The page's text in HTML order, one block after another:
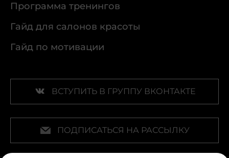
Программа тренингов
Гайд для салонов красоты
Гайд по мотивации
ВСТУПИТЬ В ГРУППУ ВКОНТАКТЕ
ПОДПИСАТЬСЯ НА РАССЫЛКУ